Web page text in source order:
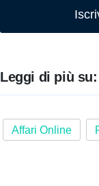
Leggi di più su:
Affari Online